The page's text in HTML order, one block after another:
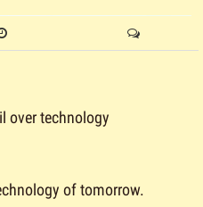
over technology
of tomorrow.